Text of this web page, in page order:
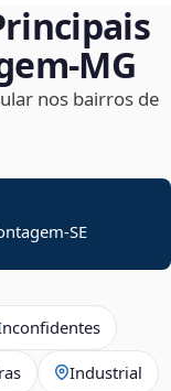
nos bairros de
-SE
Industrial